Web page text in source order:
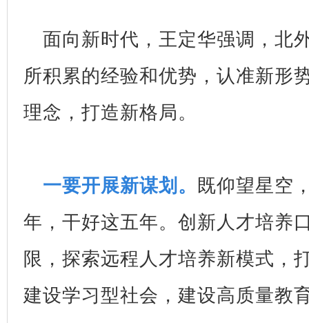
面向新时代，王定华强调，北
所积累的经验和优势，认准新形
理念，打造新格局。
一要开展新谋划。 既仰望星空
年，干好这五年。创新人才培养
限，探索远程人才培养新模式，
建设学习型社会，建设高质量教